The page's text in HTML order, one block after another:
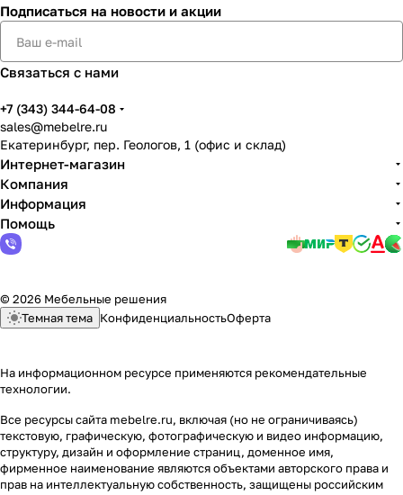
Подписаться на новости и акции
Связаться с нами
+7 (343) 344-64-08
sales@mebelre.ru
Екатеринбург, пер. Геологов, 1 (офис и склад)
Интернет-магазин
Компания
Информация
Помощь
© 2026 Мебельные решения
Темная тема КонфиденциальностьОферта
На информационном ресурсе применяются рекомендательные
технологии.
Все ресурсы сайта mebelre.ru, включая (но не ограничиваясь)
текстовую, графическую, фотографическую и видео информацию,
структуру, дизайн и оформление страниц, доменное имя,
фирменное наименование являются объектами авторского права и
прав на интеллектуальную собственность, защищены российским